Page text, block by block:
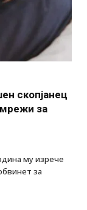
скопјанец
мрежи за
му изрече
за